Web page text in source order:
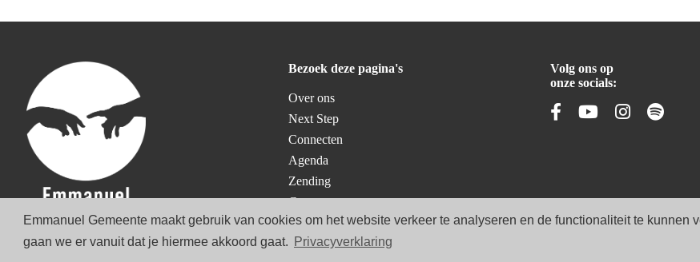
Emmanuel Gemeente maakt gebruik van cookies om het website verkeer te analyseren en de functionaliteit te kunnen
gaan we er vanuit dat je hiermee akkoord gaat.
Privacyverklaring
Bezoek deze pagina's
Over ons
Next Step
Connecten
Agenda
Zending
Geven
Volg ons op
onze socials: